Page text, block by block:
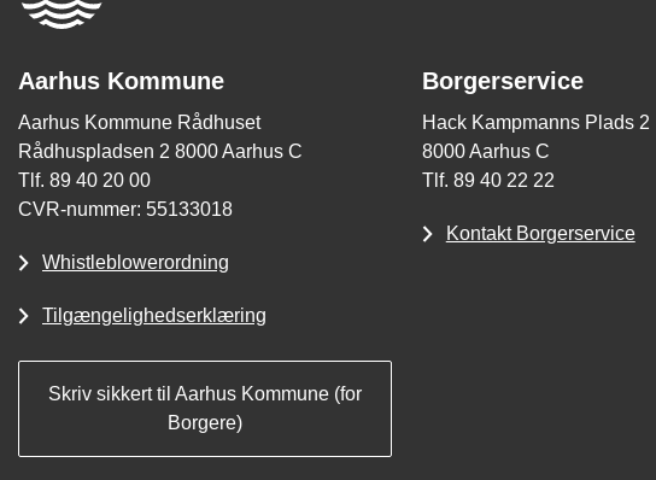
Aarhus Kommune
Aarhus Kommune Rådhuset
Rådhuspladsen 2 8000 Aarhus C
Tlf. 89 40 20 00
CVR-nummer: 55133018
Whistleblowerordning
Tilgængelighedserklæring
Skriv sikkert til Aarhus Kommune (for
Borgere)
Borgerservice
Hack Kampmanns Plads 2
8000 Aarhus C
Tlf. 89 40 22 22
Kontakt Borgerservice